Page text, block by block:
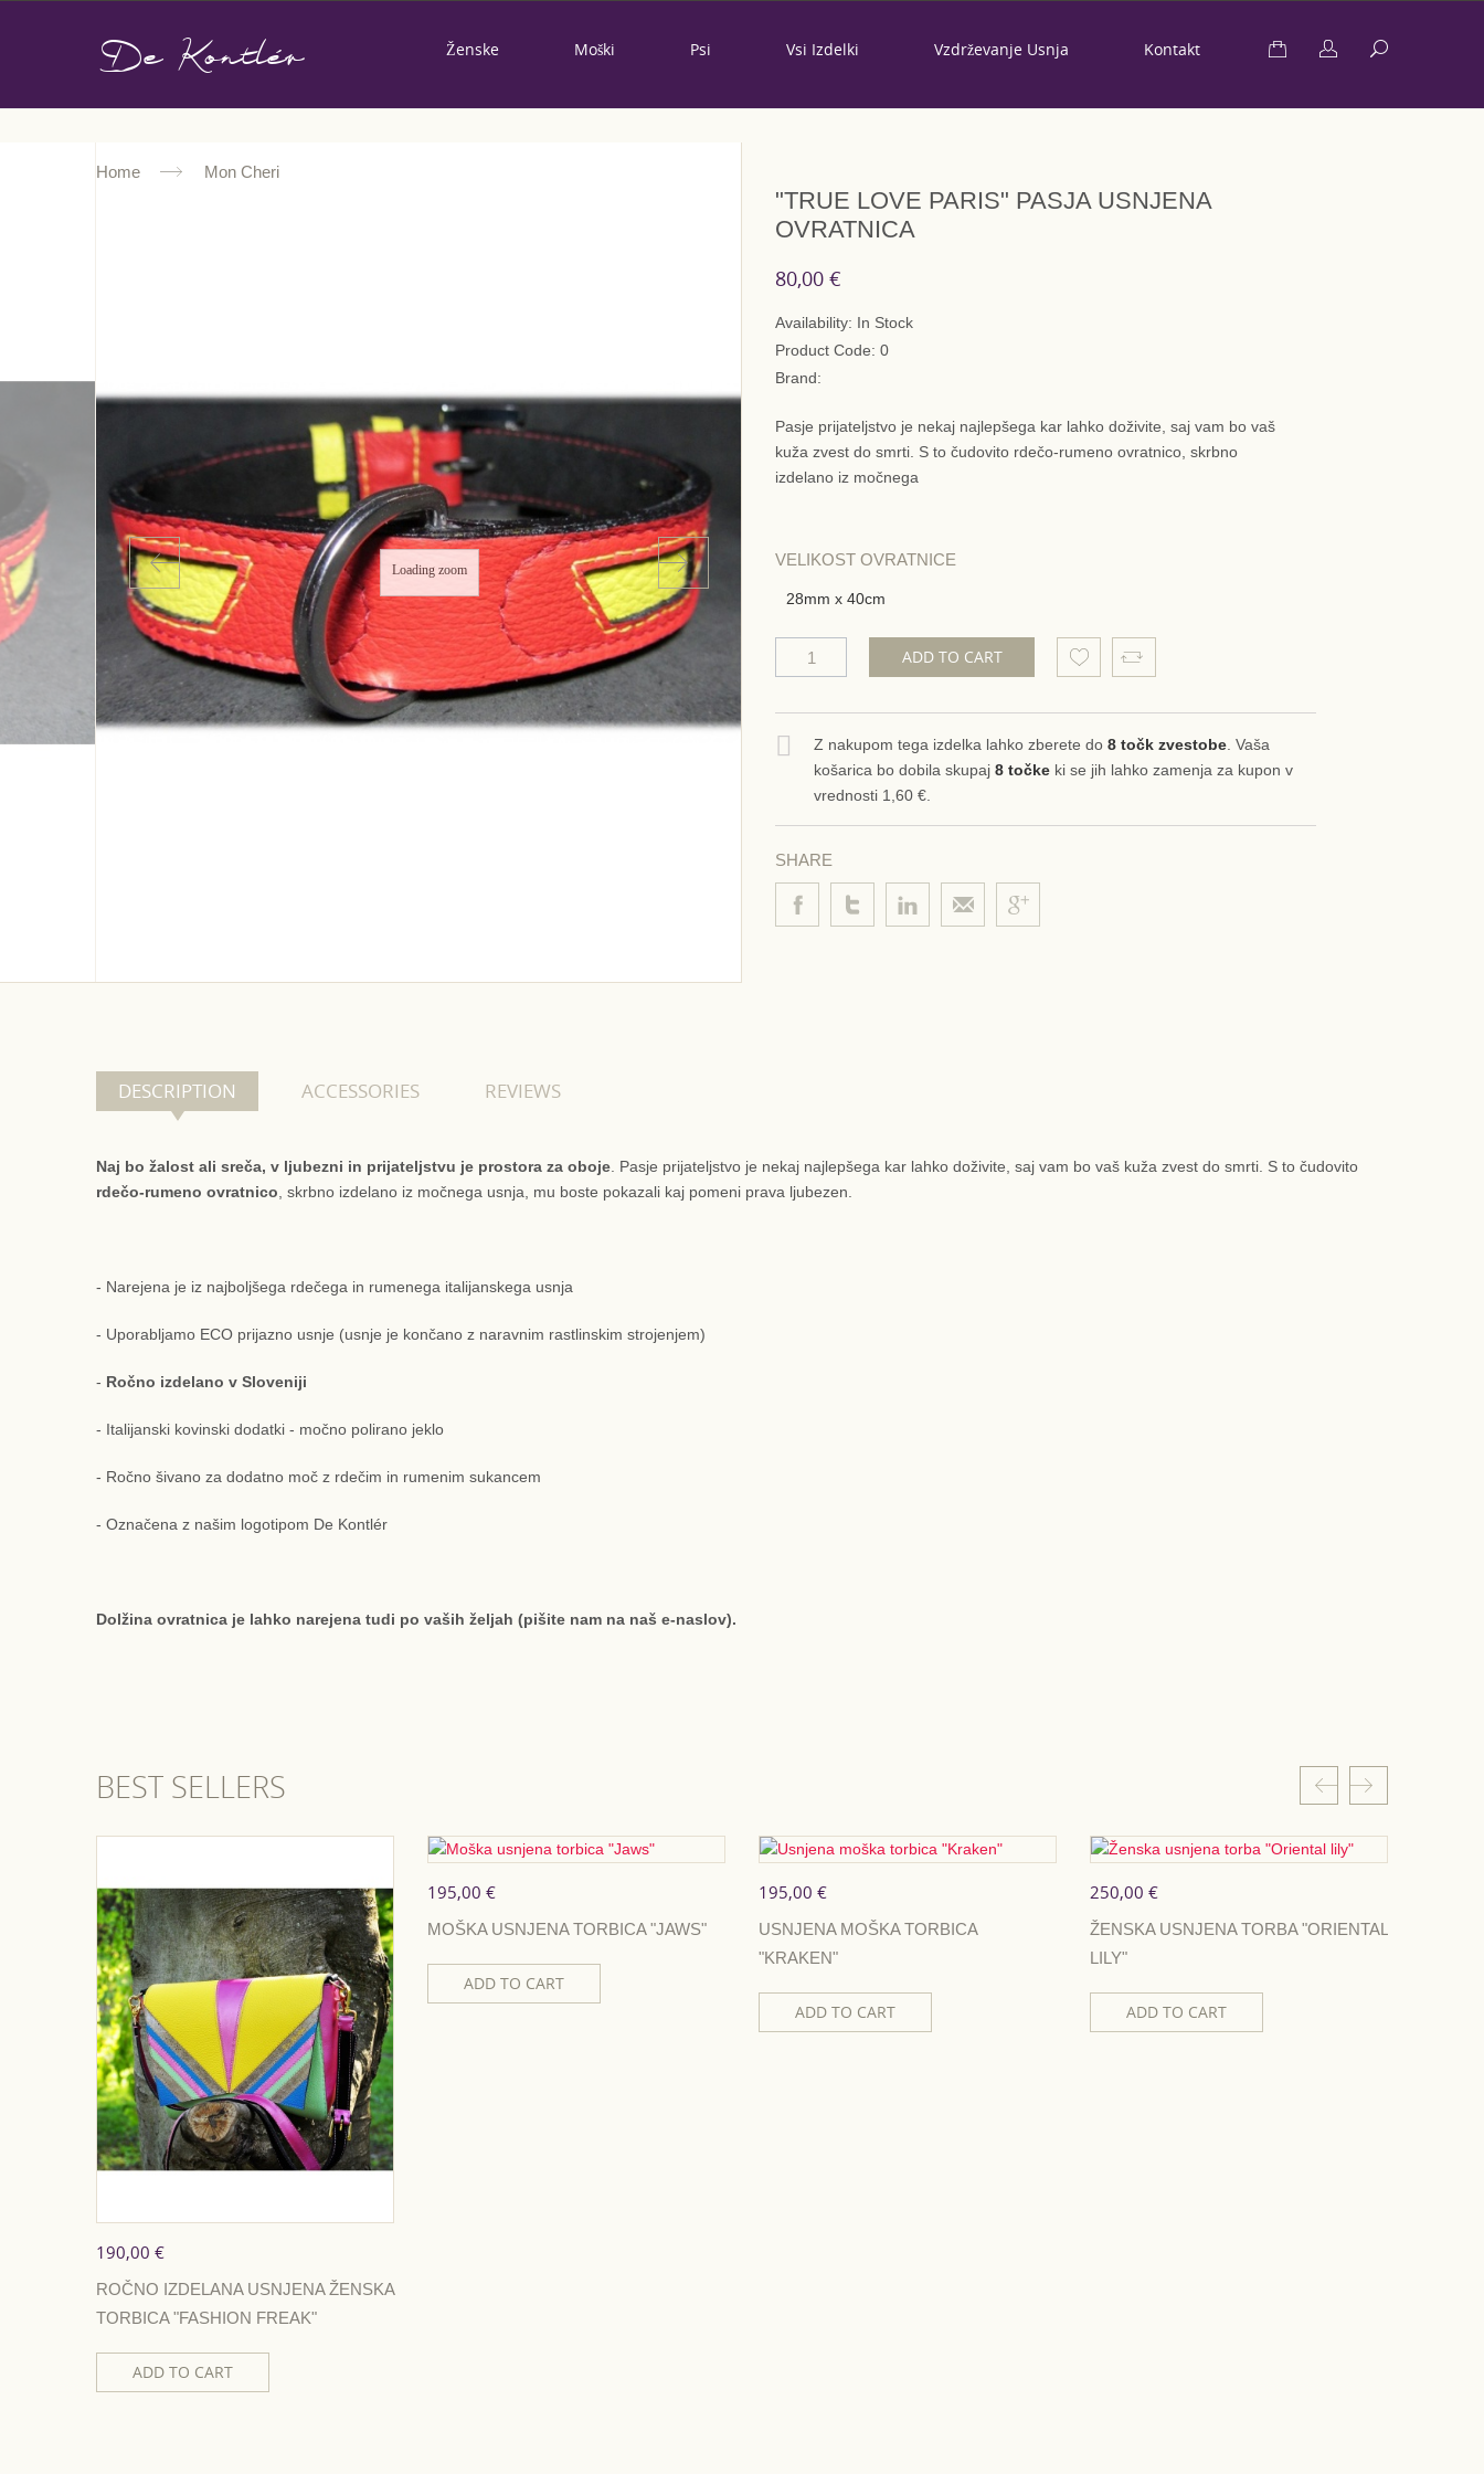
De Kontlér Ženske Moški Psi Vsi Izdelki Vzdrževanje Usnja Kontakt
Home Mon Cheri
Loading zoom
"TRUE LOVE PARIS" PASJA USNJENA
OVRATNICA
80,00 €
Availability: In Stock
Product Code: 0
Brand:
Pasje prijateljstvo je nekaj najlepšega kar lahko doživite, saj vam bo vaš
kuža zvest do smrti. S to čudovito rdečo-rumeno ovratnico, skrbno
izdelano iz močnega
VELIKOST OVRATNICE
28mm x 40cm
ADD TO CART
Z nakupom tega izdelka lahko zberete do 8 točk zvestobe . Vaša
košarica bo dobila skupaj 8 točke ki se jih lahko zamenja za kupon v
vrednosti 1,60 €
SHARE
DESCRIPTION ACCESSORIES REVIEWS
Naj bo žalost ali sreča, v ljubezni in prijateljstvu je prostora za oboje . Pasje prijateljstvo je nekaj najlepšega kar lahko doživite, saj vam bo vaš kuža zvest do smrti. S to čudovito
rdečo-rumeno ovratnico , skrbno izdelano iz močnega usnja, mu boste pokazali kaj pomeni prava ljubezen.
- Narejena je iz najboljšega rdečega in rumenega italijanskega usnja
- Uporabljamo ECO prijazno usnje (usnje je končano z naravnim rastlinskim strojenjem)
- Ročno izdelano v Sloveniji
- Italijanski kovinski dodatki - močno polirano jeklo
- Ročno šivano za dodatno moč z rdečim in rumenim sukancem
- Označena z našim logotipom De Kontlér
Dolžina ovratnica je lahko narejena tudi po vaših željah (pišite nam na naš e-naslov).
BEST SELLERS
190,00 €
ROČNO IZDELANA USNJENA ŽENSKA
TORBICA "FASHION FREAK"
ADD TO CART
195,00 €
MOŠKA USNJENA TORBICA "JAWS"
ADD TO CART
195,00 €
USNJENA MOŠKA TORBICA
"KRAKEN"
ADD TO CART
250,00 €
ŽENSKA USNJENA TORBA "ORIENTAL
LILY"
ADD TO CART